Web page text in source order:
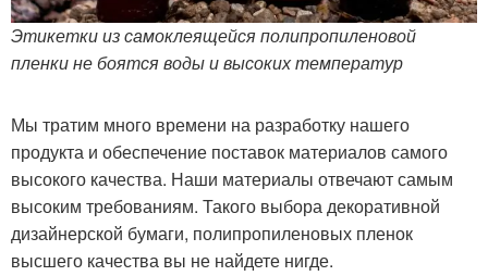
Этикетки из самоклеящейся полипропиленовой
пленки не боятся воды и высоких температур
Мы тратим много времени на разработку нашего
продукта и обеспечение поставок материалов самого
высокого качества. Наши материалы отвечают самым
высоким требованиям. Такого выбора декоративной
дизайнерской бумаги, полипропиленовых пленок
высшего качества вы не найдете нигде.